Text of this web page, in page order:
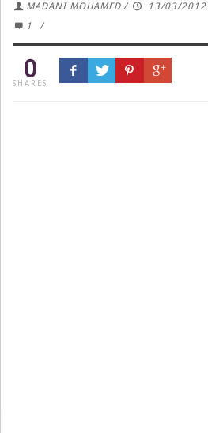
MADANI MOHAMED /
13/03/2012
1
/
0
SHARES